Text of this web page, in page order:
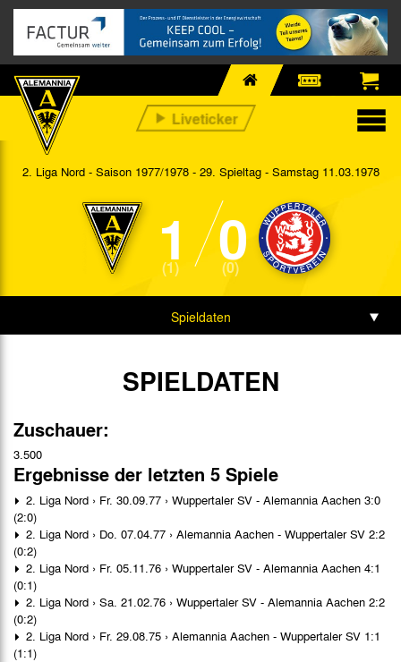
2. Liga Nord - Saison 1977/1978 - 29. Spieltag - Samstag 11.03.1978
1
(1) 0
(0)
Spieldaten
SPIELDATEN
Zuschauer:
3.500
Ergebnisse der letzten 5 Spiele
2. Liga Nord › Fr. 30.09.77 › Wuppertaler SV - Alemannia Aachen 3:0
(2:0)
2. Liga Nord › Do. 07.04.77 › Alemannia Aachen - Wuppertaler SV 2:2
(0:2)
2. Liga Nord › Fr. 05.11.76 › Wuppertaler SV - Alemannia Aachen 4:1
(0:1)
2. Liga Nord › Sa. 21.02.76 › Wuppertaler SV - Alemannia Aachen 2:2
(0:2)
2. Liga Nord › Fr. 29.08.75 › Alemannia Aachen - Wuppertaler SV 1:1
(1:1)